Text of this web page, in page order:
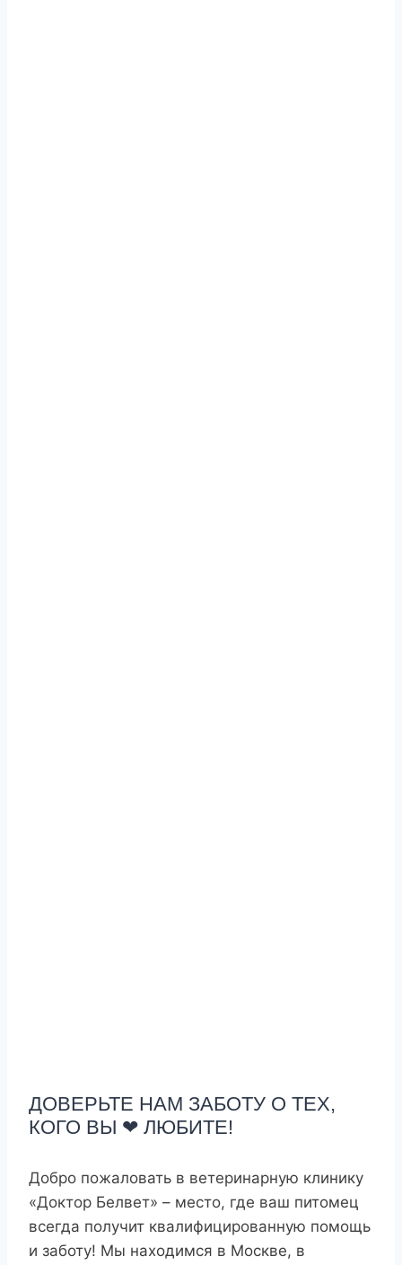
ДОВЕРЬТЕ НАМ ЗАБОТУ О ТЕХ,
КОГО ВЫ ❤ ЛЮБИТЕ!
Добро пожаловать в ветеринарную клинику
«Доктор Белвет» – место, где ваш питомец
всегда получит квалифицированную помощь
и заботу! Мы находимся в Москве, в